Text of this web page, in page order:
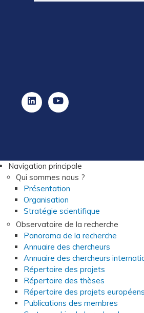
Navigation principale
Qui sommes nous ?
Présentation
Organisation
Stratégie scientifique
Observatoire de la recherche
Panorama de la recherche
Annuaire des chercheurs
Annuaire des chercheurs
Répertoire des projets
Répertoire des thèses
Répertoire des projets européens
Publications des membres